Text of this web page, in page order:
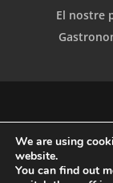
El nostre
We are using
website.
You can find out